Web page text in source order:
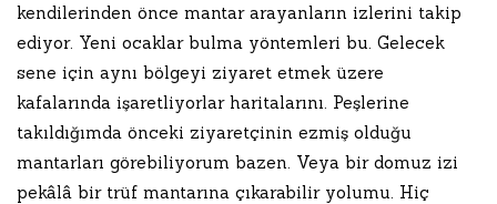
kendilerinden önce mantar arayanların izlerini takip
ediyor. Yeni ocaklar bulma yöntemleri bu. Gelecek
sene için aynı bölgeyi ziyaret etmek üzere
kafalarında işaretliyorlar haritalarını. Peşlerine
takıldığımda önceki ziyaretçinin ezmiş olduğu
mantarları görebiliyorum bazen. Veya bir domuz izi
pekâlâ bir trüf mantarına çıkarabilir yolumu. Hiç